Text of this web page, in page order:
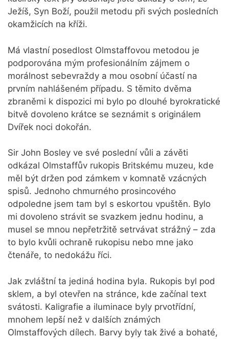
Ježíš, Syn Boží, použil metodu při svých posledních
okamžicích na kříži.
Má vlastní posedlost Olmstaffovou metodou je
podporována mým profesionálním zájmem o
morálnost sebevraždy a mou osobní účastí na
prvním nahlášeném případu. S těmito dvěma
zbraněmi k dispozici mi bylo po dlouhé byrokratické
bitvě dovoleno krátce se seznámit s originálem
Dvířek noci dokořán.
Sir John Bosley ve své poslední vůli a závěti
odkázal Olmstaffův rukopis Britskému muzeu, kde
měl být držen pod zámkem v komnatě vzácných
spisů. Jednoho chmurného prosincového
odpoledne jsem tam byl s eskortou vpuštěn. Bylo
mi dovoleno strávit se svazkem jednu hodinu, a
musel se mnou nepřetržitě setrvávat strážný – zda
to bylo kvůli ochraně rukopisu nebo mne jako
čtenáře, to nedokážu říci.
Jak zvláštní ta jediná hodina byla. Rukopis byl pod
sklem, a byl otevřen na stránce, kde začínal text
svátosti. Kaligrafie a iluminace byly prvotřídní,
mnohem lepší než v dalších známých
Olmstaffových dílech. Barvy byly tak živé a bohaté,